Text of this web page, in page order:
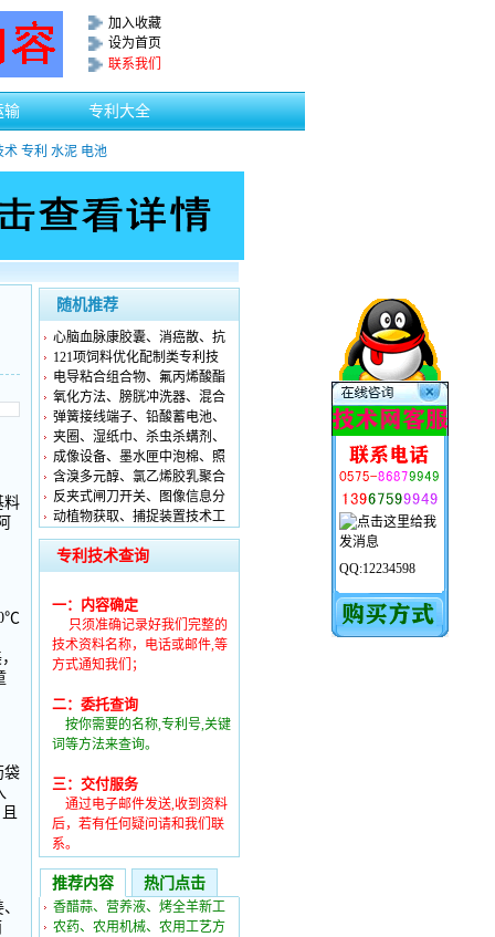
QQ:12234598
加入收藏
设为首页
联系我们
输 专利大全
术 专利 水泥 电池
料
袋
随机推荐
心脑血脉康胶囊、消癌散、抗
121项饲料优化配制类专利技
电导粘合组合物、氟丙烯酸酯
氧化方法、膀胱冲洗器、混合
弹簧接线端子、铅酸蓄电池、
夹圈、湿纸巾、杀虫杀螨剂、
成像设备、墨水匣中泡棉、照
含溴多元醇、氯乙烯胶乳聚合
反夹式闸刀开关、图像信息分
动植物获取、捕捉装置技术工
专利技术查询
一：内容确定
只须准确记录好我们完整的
技术资料名称，电话或邮件,等
方式通知我们；
二：委托查询
按你需要的名称,专利号,关键
词等方法来查询。
三：交付服务
通过电子邮件发送,收到资料
后，若有任何疑问请和我们联
系。
推荐内容 热门点击
香醋蒜、营养液、烤全羊新工
农药、农用机械、农用工艺方